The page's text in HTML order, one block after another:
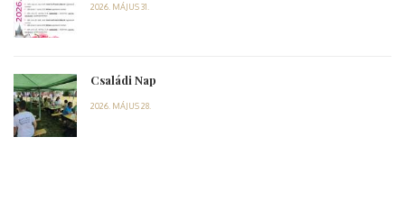
2026. MÁJUS 31.
Családi Nap
2026. MÁJUS 28.